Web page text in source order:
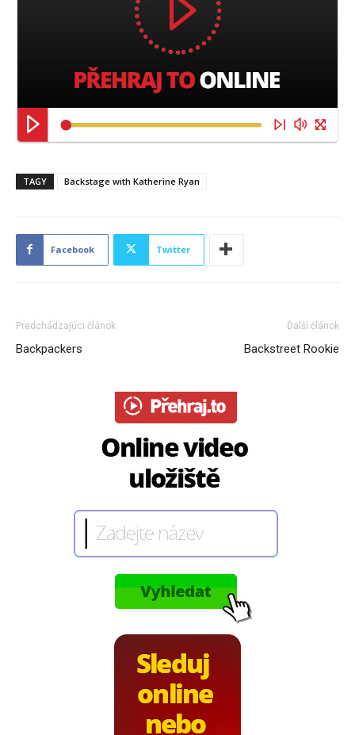
TAGY Backstage with Katherine Ryan
Facebook Twitter
Predchádzajúci článok
Backpackers
Ďalší článok
Backstreet Rookie